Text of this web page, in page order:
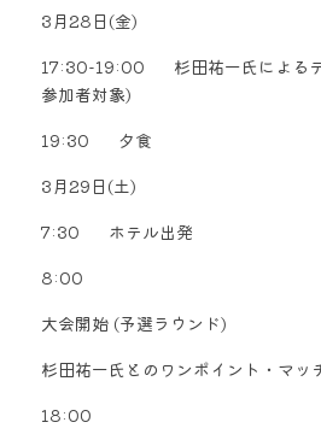
3月28日(金)
17:30-19:00      杉田祐一氏による
参加者対象)
19:30      夕食
3月29日(土)
7:30      ホテル出発
8:00
大会開始 (予選ラウンド)
杉田祐一氏とのワンポイント・
18:00